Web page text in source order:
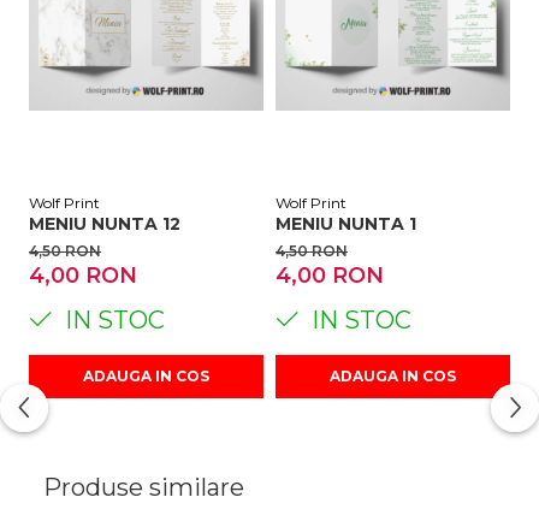
Wolf Print
MENIU NUNTA 12
4,50 RON
4,00 RON
IN STOC
ADAUGA IN COS
Wolf Print
MENIU NUNTA 1
4,50 RON
4,00 RON
IN STOC
ADAUGA IN COS
Produse similare